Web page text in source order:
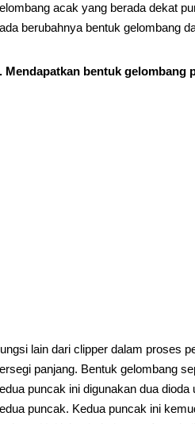
acak yang berada dekat
berubahnya bentuk gelombang
Mendapatkan bentuk gelombang
lain dari clipper dalam proses
panjang. Bentuk gelombang
puncak ini digunakan dua
puncak. Kedua puncak ini